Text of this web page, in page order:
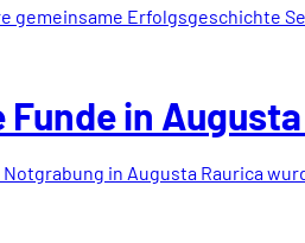
gemeinsame Erfolgsgeschichte
in
in Augusta Raurica